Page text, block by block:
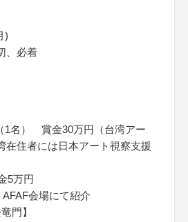
)
、必着
1名） 賞金30万円（台湾アー
在住者には日本アート視察支援
5万円
会場にて紹介
門】